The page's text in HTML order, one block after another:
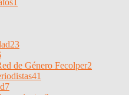
23
de Género Fecolper2
41
7